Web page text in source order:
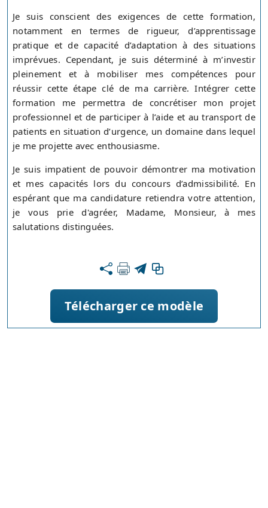
Je suis conscient des exigences de cette formation,
notamment en termes de rigueur, d’apprentissage
pratique et de capacité d’adaptation à des situations
imprévues. Cependant, je suis déterminé à m’investir
pleinement et à mobiliser mes compétences pour
réussir cette étape clé de ma carrière. Intégrer cette
formation me permettra de concrétiser mon projet
professionnel et de participer à l’aide et au transport de
patients en situation d’urgence, un domaine dans lequel
je me projette avec enthousiasme.
Je suis impatient de pouvoir démontrer ma motivation
et mes capacités lors du concours d’admissibilité. En
espérant que ma candidature retiendra votre attention,
je vous prie d'agréer, Madame, Monsieur, à mes
salutations distinguées.
Télécharger ce modèle